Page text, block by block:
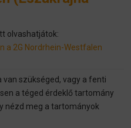
olvashatjátok:
a 2G Nordrhein-Westfalen
szükséged, vagy a fenti
a téged érdeklő tartomány
nézd meg a tartományok